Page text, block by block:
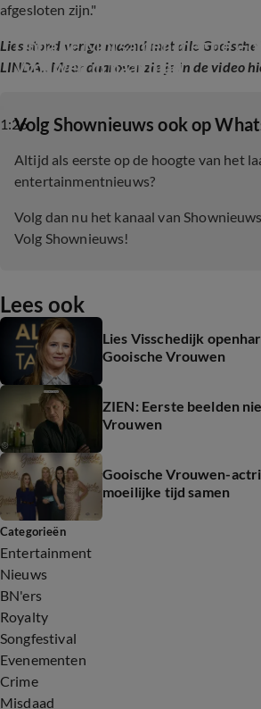
afgesloten zijn."
Lies stond vorige maand met alle
LINDA.. Meer daarover zie je in de video
1:26
Linda de Mol samen met de
Vrouwen in haar blad
‎Volg Shownieuws ook op
Altijd als eerste op de hoogte van het
entertainmentnieuws?
Volg dan nu het kanaal van
Volg Shownieuws!
Lees ook
Lies Visschedijk
Gooische Vrouwen
ZIEN: Eerste beelden
Vrouwen
Gooische Vrouwen-
moeilijke tijd samen
Categorieën
Entertainment
Nieuws
BN'ers
Royalty
Songfestival
Evenementen
Crime
Misdaad